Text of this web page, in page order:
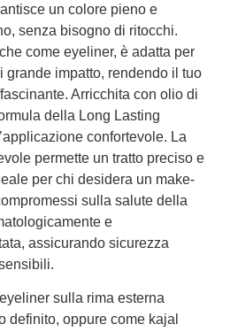
un colore pieno e
senza bisogno di ritocchi.
come eyeliner, è adatta per
grande impatto, rendendo il tuo
Arricchita con olio di
della Long Lasting
confortevole. La
permette un tratto preciso e
per chi desidera un make-
sulla salute della
e
assicurando sicurezza
sulla rima esterna
definito, oppure come kajal